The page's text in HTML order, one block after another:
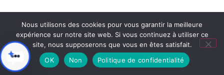
Nous utilisons des cookies pour vous garantir la meilleure
expérience sur notre site web. Si vous continuez à utiliser ce
site, nous supposerons que vous en êtes satisfait.
OK
Non Politique de confidentialité